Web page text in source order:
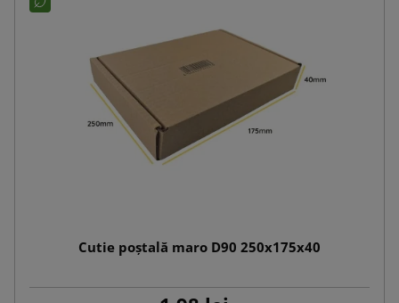
Cutie poștală maro D90 250x175x40